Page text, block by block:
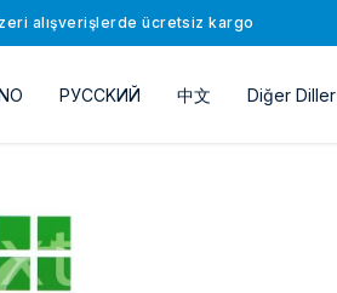
alışverişlerde ücretsiz kargo
РУССKИЙ 中文 Diğer Diller